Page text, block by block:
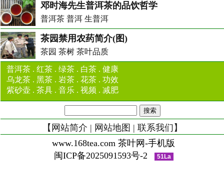
邓时海先生普洱茶的品饮哲学
普洱茶 普洱 生普洱
茶园禁用农药简介(图)
茶园 茶树 茶叶品质
普洱茶 . 红茶 . 绿茶 . 白茶 . 健康
乌龙茶 . 黑茶 . 岩茶 . 花茶 . 功效
紫砂壶 . 茶具 . 音乐 . 视频 . 减肥
【 网站简介 | 网站地图 | 联系我们 】
www.168tea.com 茶叶网-手机版
闽ICP备2025091593号-2
51La